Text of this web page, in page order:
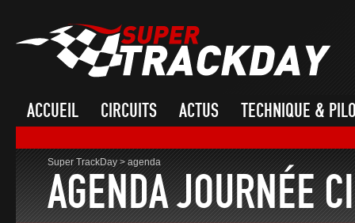
ACCUEIL CIRCUITS ACTUS TECHNIQUE &
Super TrackDay>agenda
AGENDA JOURNÉE